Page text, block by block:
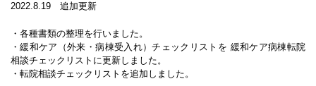
2022.8.19 追加更新
・各種書類の整理を行いました。
・緩和ケア（外来・病棟受入れ）チェックリストを 緩和ケア病棟転院
相談チェックリストに更新しました。
・転院相談チェックリストを追加しました。